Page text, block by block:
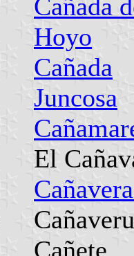
Cañada
Hoyo
Cañada
Juncosa
El
Cañete